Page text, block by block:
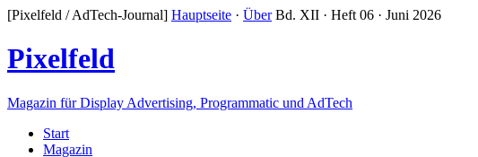
[Pixelfeld / AdTech-Journal] Hauptseite · Über Bd. XII · Heft 06 · Juni 2026
Pixelfeld
Magazin für Display Advertising, Programmatic und AdTech
Start
Magazin